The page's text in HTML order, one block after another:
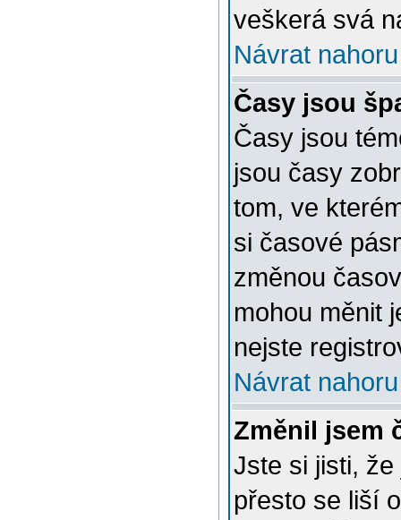
veškerá svá
Návrat nahoru
Časy jsou
Časy jsou
jsou časy
tom, ve
si časové
změnou
mohou měnit
nejste
Návrat nahoru
Změnil jsem
Jste si jisti,
přesto se liší